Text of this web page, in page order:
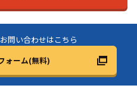
問い合わせはこちら
ォーム(無料)